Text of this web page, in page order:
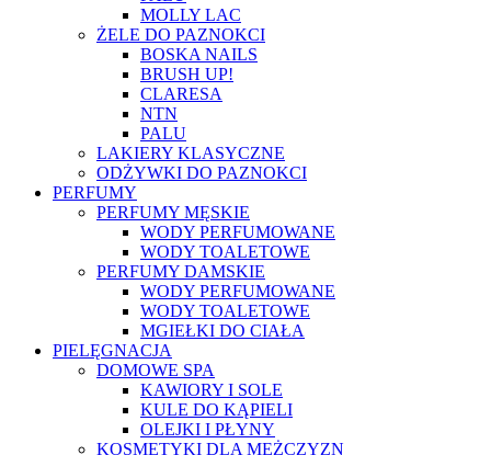
MOLLY LAC
ŻELE DO PAZNOKCI
BOSKA NAILS
BRUSH UP!
CLARESA
NTN
PALU
LAKIERY KLASYCZNE
ODŻYWKI DO PAZNOKCI
PERFUMY
PERFUMY MĘSKIE
WODY PERFUMOWANE
WODY TOALETOWE
PERFUMY DAMSKIE
WODY PERFUMOWANE
WODY TOALETOWE
MGIEŁKI DO CIAŁA
PIELĘGNACJA
DOMOWE SPA
KAWIORY I SOLE
KULE DO KĄPIELI
OLEJKI I PŁYNY
KOSMETYKI DLA MĘŻCZYZN